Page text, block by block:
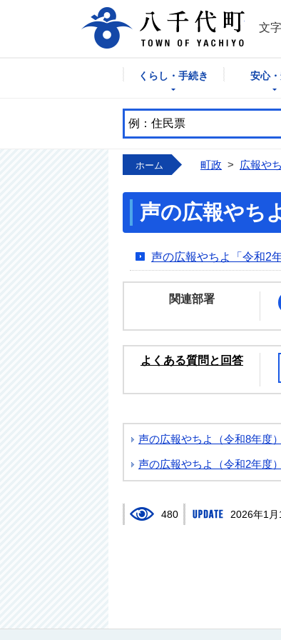
八千代
文
くらし・手続き 安心
ホーム 町政 > 広報や
声の広報やち
声の広報やちよ「令和2年
関連部署
よくある質問と回答
声の広報やちよ（令和8年度）
声の広報やちよ（令和2年度）
480 2026年1月